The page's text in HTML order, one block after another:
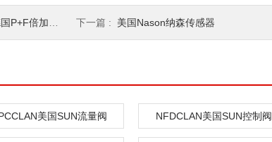
加福编码器 下一篇 : 美国Nason纳森传感器
美国SUN流量阀 NFDCLAN美国SUN控制阀